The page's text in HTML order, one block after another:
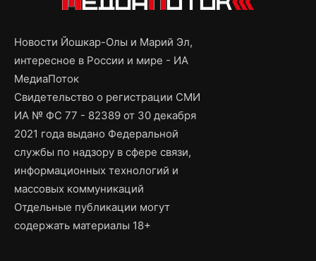
Новости Йошкар-Олы и Марий Эл,
интересное в России и мире - ИА
МедиаПоток
Свидетельство о регистрации СМИ
ИА № ФС 77 - 82389 от 30 декабря
2021 года выдано Федеральной
службы по надзору в сфере связи,
информационных технологий и
массовых коммуникаций
Отдельные публикации могут
содержать материалы 18+